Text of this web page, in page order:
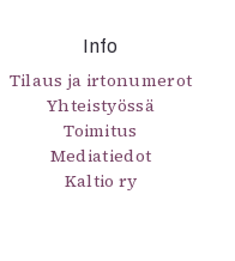
Info
Tilaus ja irtonumerot
Yhteistyössä
Toimitus
Mediatiedot
Kaltio ry